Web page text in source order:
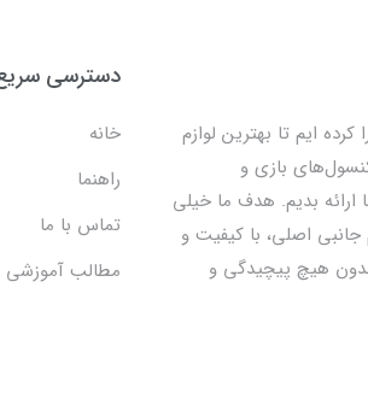
ایم تا بهترین لوازم
بازی و
بدیم. هدف ما خیلی
اصلی، با کیفیت و
هیچ پیچیدگی و
دسترسی
خانه
راهنما
تماس با ما
مطالب آموزشی